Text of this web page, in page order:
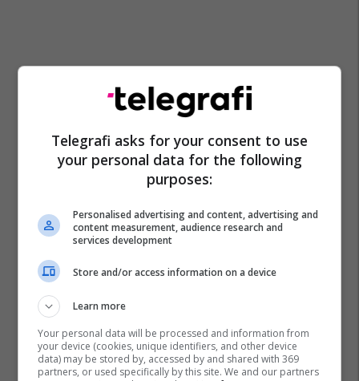
Telegrafi asks for your consent to use
your personal data for the following
purposes:
Personalised advertising and content, advertising and
content measurement, audience research and
services development
Store and/or access information on a device
Learn more
Your personal data will be processed and information from
your device (cookies, unique identifiers, and other device
data) may be stored by, accessed by and shared with 369
partners, or used specifically by this site. We and our partners